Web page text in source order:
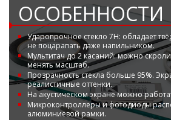
ОСОБЕННОСТИ
Ударопрочное стекло 7Н: обладает
не поцарапать даже напильником.
Мультитач до 2 касаний: можно
менять масштаб.
Прозрачность стекла больше 95%.
реалистичные оттенки.
На акустическом экране можно
Микроконтроллеры и фотодиоды
алюминиевой рамки.